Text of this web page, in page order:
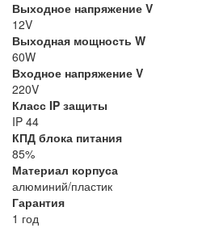
Выходное напряжение V
12V
Выходная мощность W
60W
Входное напряжение V
220V
Класс IP защиты
IP 44
КПД блока питания
85%
Материал корпуса
алюминий/пластик
Гарантия
1 год